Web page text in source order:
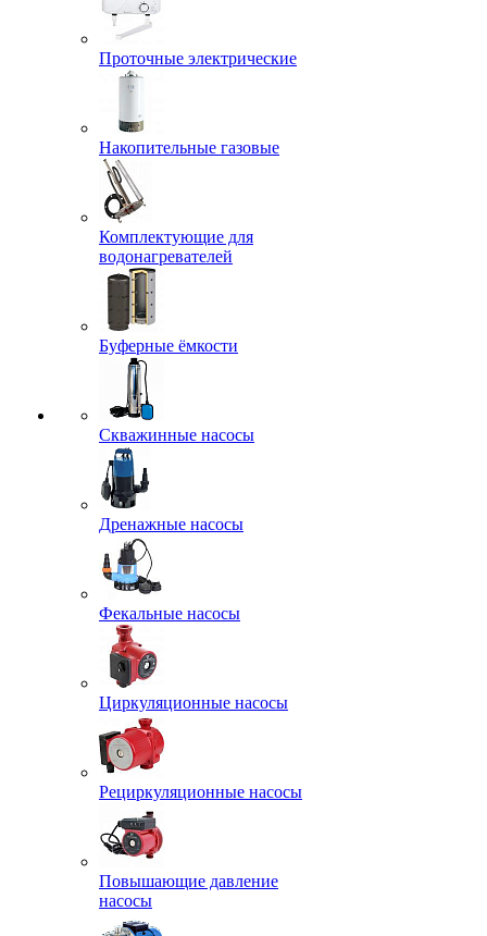
Проточные электрические
Накопительные газовые
Комплектующие для
водонагревателей
Буферные ёмкости
Скважинные насосы
Дренажные насосы
Фекальные насосы
Циркуляционные насосы
Рециркуляционные насосы
Повышающие давление
насосы